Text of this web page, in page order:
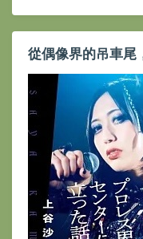
從偶像界的吊車尾